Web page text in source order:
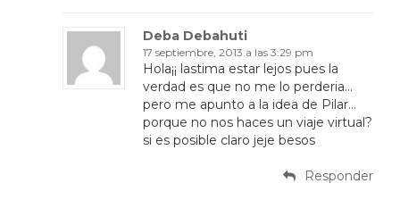
Deba Debahuti
17 septiembre, 2013 a las 3:29 pm
Hola¡¡ lastima estar lejos pues la
verdad es que no me lo perderia…
pero me apunto a la idea de Pilar…
porque no nos haces un viaje virtual?
si es posible claro jeje besos
Responder